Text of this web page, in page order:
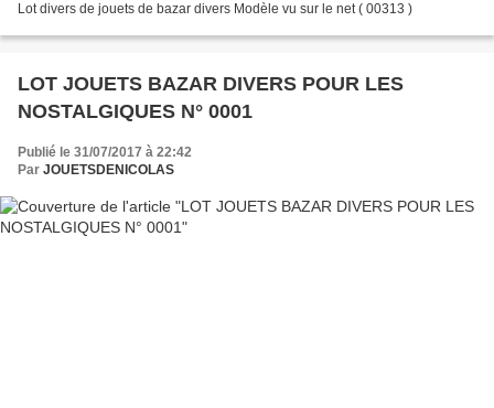
Lot divers de jouets de bazar divers Modèle vu sur le net ( 00313 )
LOT JOUETS BAZAR DIVERS POUR LES
NOSTALGIQUES N° 0001
Publié le 31/07/2017 à 22:42
Par JOUETSDENICOLAS